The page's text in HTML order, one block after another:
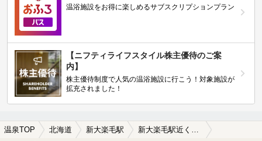
温浴施設をお得に楽しめるサブスクリプションプラン
【ニフティライフスタイル株主優待のご案
内】
株主優待制度で人気の温浴施設に行こう！対象施設が
拡充されました！
温泉TOP 北海道 新大楽毛駅 新大楽毛駅近くの温泉宿・温泉旅館・ホテルおすすめ(2026年版)